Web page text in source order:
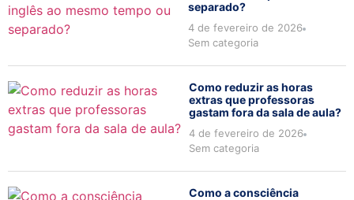
separado?
4 de fevereiro de 2026
Sem categoria
Como reduzir as horas
extras que professoras
gastam fora da sala de aula?
4 de fevereiro de 2026
Sem categoria
Como a consciência